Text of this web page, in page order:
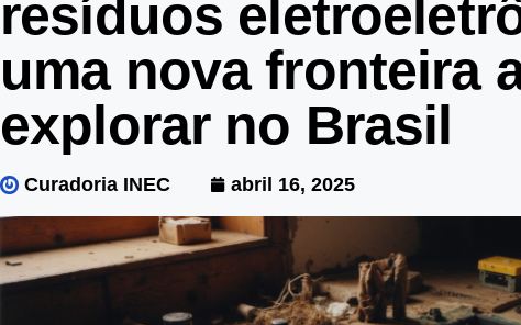
resíduos
uma nova fronteira
explorar no Brasil
Curadoria INEC abril 16, 2025